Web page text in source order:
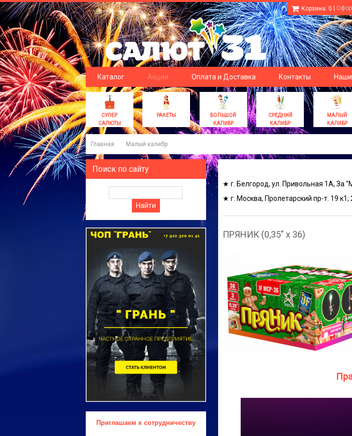
Корзина: 0
Каталог Акции Оплата и Доставка Контакты
СУПЕР
САЛЮТЫ
РАКЕТЫ
БОЛЬШОЙ
КАЛИБР
СРЕДНИЙ
КАЛИБР
МАЛЫЙ
КАЛИБР
Главная Малый калибр
★ г. Белгород, ул. Привольная 1А, За
★ г. Москва, Пролетарский пр-т. 19 к1;
ПРЯНИК (0,35" х 36)
Поиск по сайту
Приглашаем к сотрудничеству